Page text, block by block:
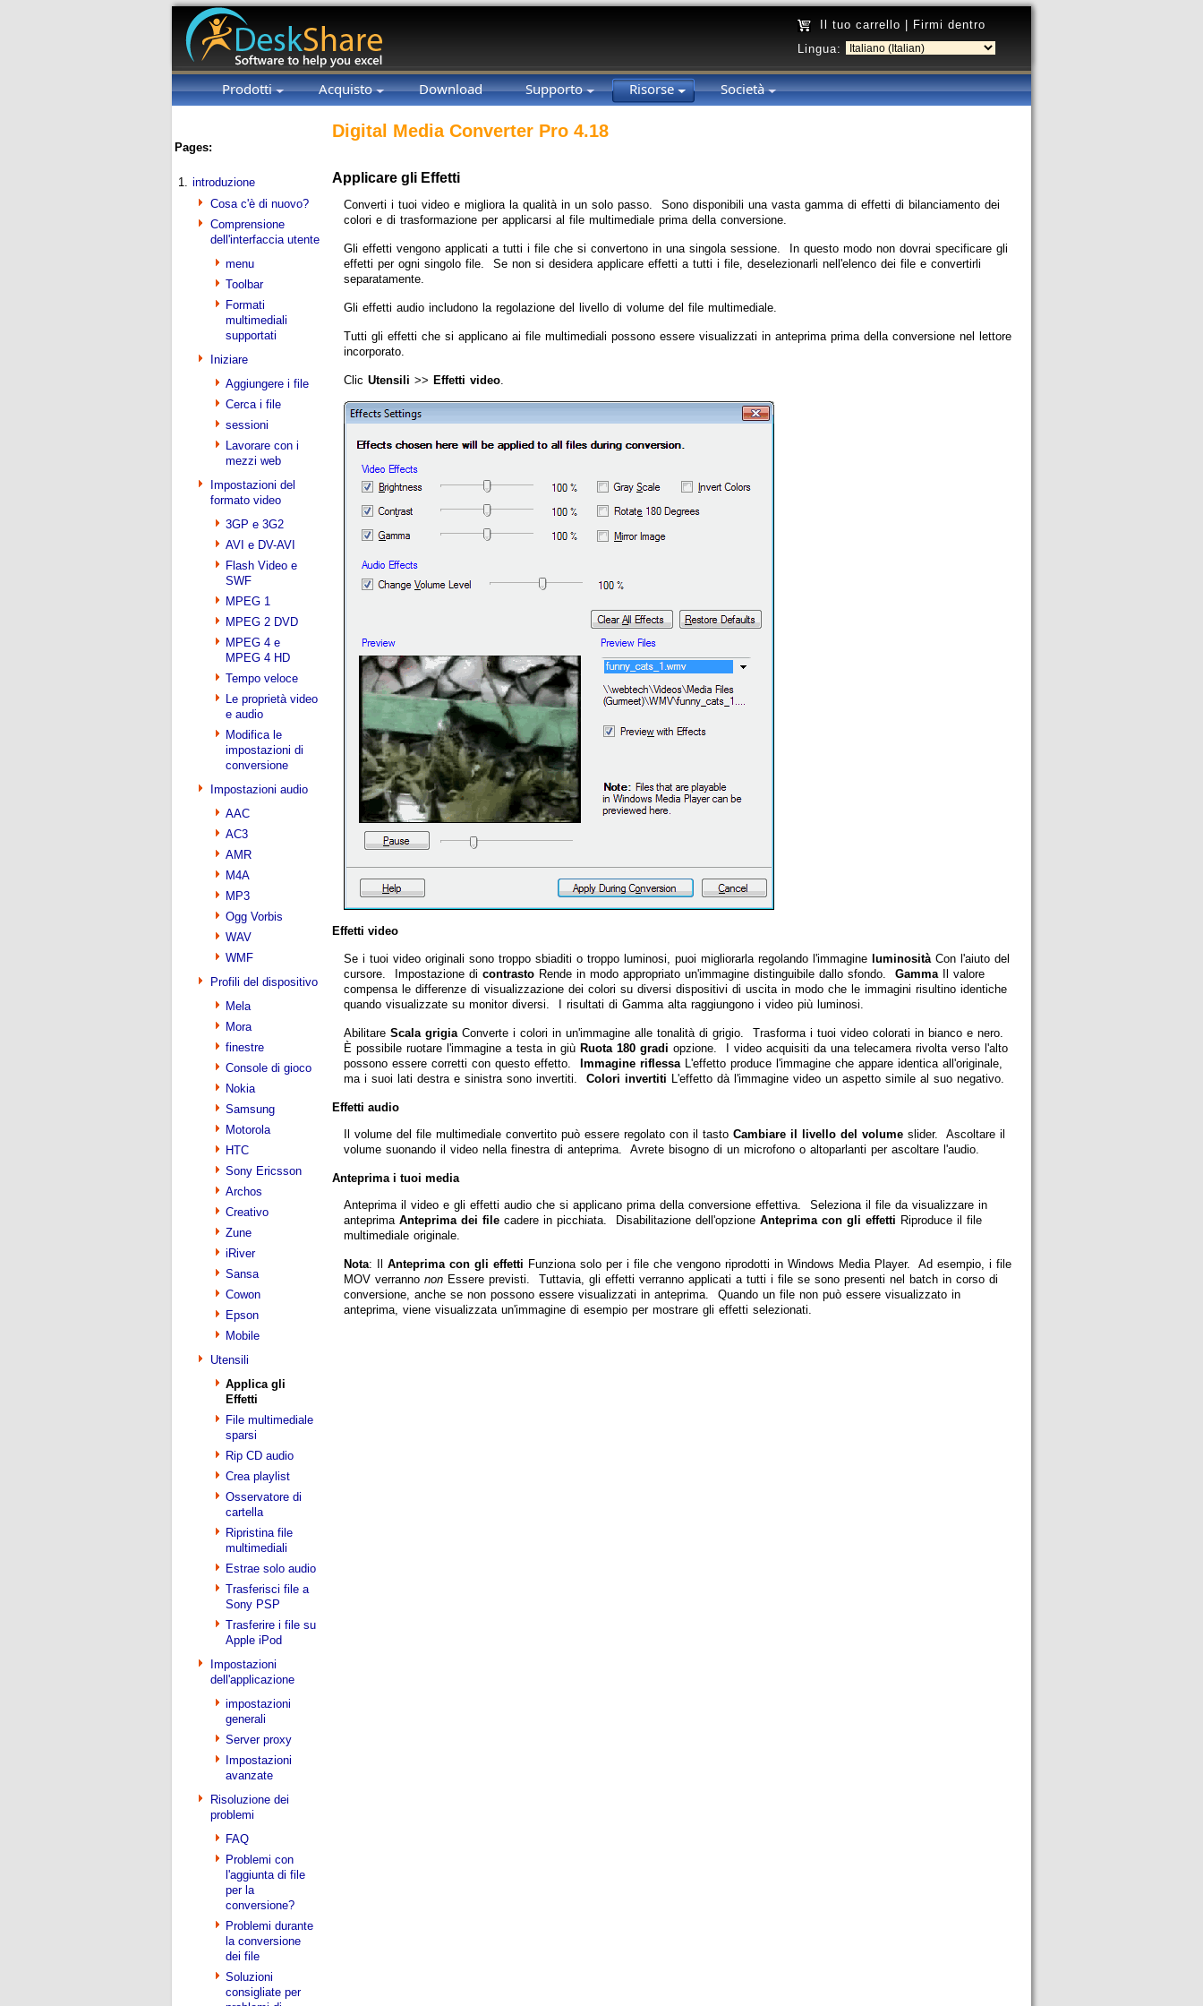
Il tuo carrello
Firmi dentro
Lingua:
Prodotti Acquisto Download Supporto Risorse Società
Pages:
1. introduzione
Cosa c'è di nuovo?
Comprensione
dell'interfaccia utente
menu
Toolbar
Formati
multimediali
supportati
Iniziare
Aggiungere i file
Cerca i file
sessioni
Lavorare con i
mezzi web
Impostazioni del
formato video
3GP e 3G2
AVI e DV-AVI
Flash Video e
SWF
MPEG 1
MPEG 2 DVD
MPEG 4 e
MPEG 4 HD
Tempo veloce
Le proprietà video
e audio
Modifica le
impostazioni di
conversione
Impostazioni audio
AAC
AC3
AMR
M4A
MP3
Ogg Vorbis
WAV
WMF
Profili del dispositivo
Mela
Mora
finestre
Console di gioco
Nokia
Samsung
Motorola
HTC
Sony Ericsson
Archos
Creativo
Zune
iRiver
Sansa
Cowon
Epson
Mobile
Utensili
Applica gli
Effetti
File multimediale
sparsi
Rip CD audio
Crea playlist
Osservatore di
cartella
Ripristina file
multimediali
Estrae solo audio
Trasferisci file a
Sony PSP
Trasferire i file su
Apple iPod
Impostazioni
dell'applicazione
impostazioni
generali
Server proxy
Impostazioni
avanzate
Risoluzione dei
problemi
FAQ
Problemi con
l'aggiunta di file
per la
conversione?
Problemi durante
la conversione
dei file
Soluzioni
consigliate per
Digital Media Converter Pro 4.18
Applicare gli Effetti
Converti i tuoi video e migliora la qualità in un solo passo. Sono disponibili una vasta gamma di effetti di bilanciamento dei
colori e di trasformazione per applicarsi al file multimediale prima della conversione.
Gli effetti vengono applicati a tutti i file che si convertono in una singola sessione. In questo modo non dovrai specificare gli
effetti per ogni singolo file. Se non si desidera applicare effetti a tutti i file, deselezionarli nell'elenco dei file e convertirli
separatamente.
Gli effetti audio includono la regolazione del livello di volume del file multimediale.
Tutti gli effetti che si applicano ai file multimediali possono essere visualizzati in anteprima prima della conversione nel lettore
incorporato.
Clic Utensili >> Effetti video.
Effetti video
Se i tuoi video originali sono troppo sbiaditi o troppo luminosi, puoi migliorarla regolando l'immagine luminosità Con l'aiuto del
cursore. Impostazione di contrasto Rende in modo appropriato un'immagine distinguibile dallo sfondo. Gamma Il valore
compensa le differenze di visualizzazione dei colori su diversi dispositivi di uscita in modo che le immagini risultino identiche
quando visualizzate su monitor diversi. I risultati di Gamma alta raggiungono i video più luminosi.
Abilitare Scala grigia Converte i colori in un'immagine alle tonalità di grigio. Trasforma i tuoi video colorati in bianco e nero.
È possibile ruotare l'immagine a testa in giù Ruota 180 gradi opzione. I video acquisiti da una telecamera rivolta verso l'alto
possono essere corretti con questo effetto. Immagine riflessa L'effetto produce l'immagine che appare identica all'originale,
ma i suoi lati destra e sinistra sono invertiti. Colori invertiti L'effetto dà l'immagine video un aspetto simile al suo negativo.
Effetti audio
Il volume del file multimediale convertito può essere regolato con il tasto Cambiare il livello del volume slider. Ascoltare il
volume suonando il video nella finestra di anteprima. Avrete bisogno di un microfono o altoparlanti per ascoltare l'audio.
Anteprima i tuoi media
Anteprima il video e gli effetti audio che si applicano prima della conversione effettiva. Seleziona il file da visualizzare in
anteprima Anteprima dei file cadere in picchiata. Disabilitazione dell'opzione Anteprima con gli effetti Riproduce il file
multimediale originale.
Nota: Il Anteprima con gli effetti Funziona solo per i file che vengono riprodotti in Windows Media Player. Ad esempio, i file
MOV verranno non Essere previsti. Tuttavia, gli effetti verranno applicati a tutti i file se sono presenti nel batch in corso di
conversione, anche se non possono essere visualizzati in anteprima. Quando un file non può essere visualizzato in
anteprima, viene visualizzata un'immagine di esempio per mostrare gli effetti selezionati.